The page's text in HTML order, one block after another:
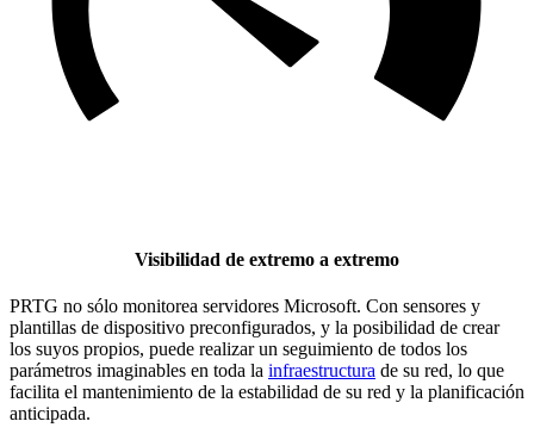
Visibilidad de extremo a extremo
PRTG no sólo monitorea servidores Microsoft. Con sensores y
plantillas de dispositivo preconfigurados, y la posibilidad de crear
los suyos propios, puede realizar un seguimiento de todos los
parámetros imaginables en toda la infraestructura de su red, lo que
facilita el mantenimiento de la estabilidad de su red y la planificación
anticipada.